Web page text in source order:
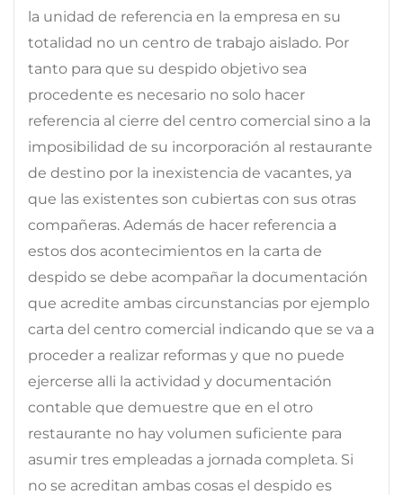
la unidad de referencia en la empresa en su
totalidad no un centro de trabajo aislado. Por
tanto para que su despido objetivo sea
procedente es necesario no solo hacer
referencia al cierre del centro comercial sino a la
imposibilidad de su incorporación al restaurante
de destino por la inexistencia de vacantes, ya
que las existentes son cubiertas con sus otras
compañeras. Además de hacer referencia a
estos dos acontecimientos en la carta de
despido se debe acompañar la documentación
que acredite ambas circunstancias por ejemplo
carta del centro comercial indicando que se va a
proceder a realizar reformas y que no puede
ejercerse alli la actividad y documentación
contable que demuestre que en el otro
restaurante no hay volumen suficiente para
asumir tres empleadas a jornada completa. Si
no se acreditan ambas cosas el despido es